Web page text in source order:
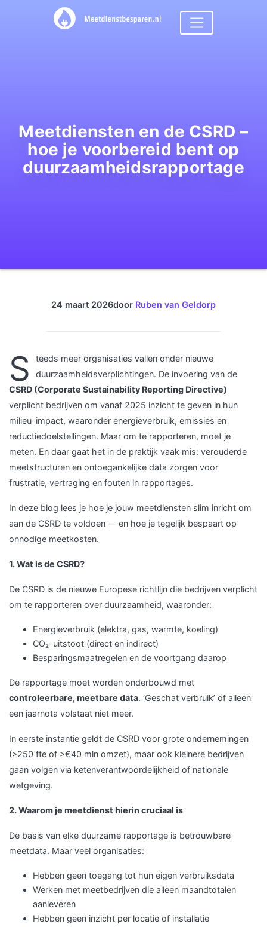
Meetdiensten en de CSRD –
hoe je voorbereid bent op
duurzaamheidsrapportage
24 maart 2026door Ruben van Geldorp
S
teeds meer organisaties vallen onder nieuwe
duurzaamheidsverplichtingen. De invoering van de
CSRD (Corporate Sustainability Reporting Directive)
verplicht bedrijven om vanaf 2025 inzicht te geven in hun
milieu-impact, waaronder energieverbruik, emissies en
reductiedoelstellingen. Maar om te rapporteren, moet je
meten. En daar gaat het in de praktijk vaak mis: verouderde
meetstructuren en ontoegankelijke data zorgen voor
frustratie, vertraging en fouten in rapportages.
In deze blog lees je hoe je jouw meetdiensten slim inricht om
aan de CSRD te voldoen — en hoe je tegelijk bespaart op
onnodige meetkosten.
1. Wat is de CSRD?
De CSRD is de nieuwe Europese richtlijn die bedrijven verplicht
om te rapporteren over duurzaamheid, waaronder:
Energieverbruik (elektra, gas, warmte, koeling)
CO₂-uitstoot (direct en indirect)
Besparingsmaatregelen en de voortgang daarop
De rapportage moet worden onderbouwd met
controleerbare, meetbare data. ‘Geschat verbruik’ of alleen
een jaarnota volstaat niet meer.
In eerste instantie geldt de CSRD voor grote ondernemingen
(>250 fte of >€40 mln omzet), maar ook kleinere bedrijven
gaan volgen via ketenverantwoordelijkheid of nationale
wetgeving.
2. Waarom je meetdienst hierin cruciaal is
De basis van elke duurzame rapportage is betrouwbare
meetdata. Maar veel organisaties:
Hebben geen toegang tot hun eigen verbruiksdata
Werken met meetbedrijven die alleen maandtotalen
aanleveren
Hebben geen inzicht per locatie of installatie